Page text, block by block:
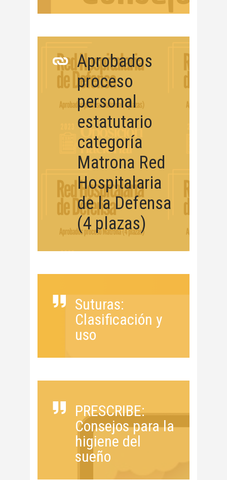
Aprobados
proceso
personal
estatutario
categoría
Matrona Red
Hospitalaria
de la Defensa
(4 plazas)
Suturas:
Clasificación y
uso
PRESCRIBE:
Consejos para la
higiene del
sueño